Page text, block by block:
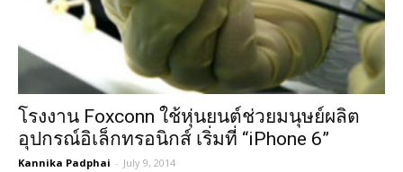
โรงงาน Foxconn ใช้หุ่นยนต์ช่วยมนุษย์ผลิต
อุปกรณ์อิเล็กทรอนิกส์ เริ่มที่ “iPhone 6”
Kannika Padphai - July 9, 2014